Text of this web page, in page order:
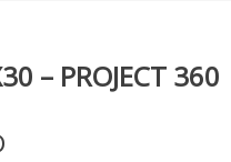
– PROJECT 360